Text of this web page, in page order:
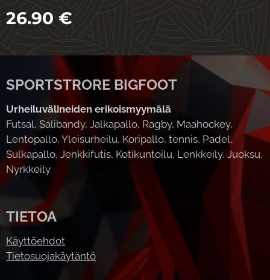
26.90 €
SPORTSTRORE BIGFOOT
Urheiluvälineiden erikoismyymälä
Futsal, Salibandy, Jalkapallo, Ragby, Maahockey,
Lentopallo, Yleisurheilu, Koripallo, tennis, Padel,
Sulkapallo, Jenkkifutis, Kotikuntoilu, Lenkkeily, Juoksu,
Nyrkkeily
TIETOA
Käyttöehdot
Tietosuojakäytäntö